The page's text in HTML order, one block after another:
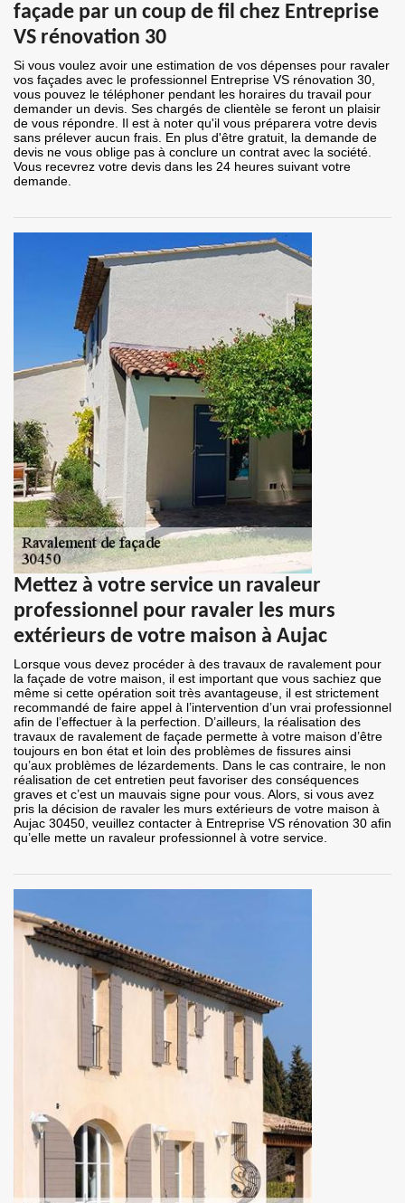
façade par un coup de fil chez Entreprise
VS rénovation 30
Si vous voulez avoir une estimation de vos dépenses pour ravaler
vos façades avec le professionnel Entreprise VS rénovation 30,
vous pouvez le téléphoner pendant les horaires du travail pour
demander un devis. Ses chargés de clientèle se feront un plaisir
de vous répondre. Il est à noter qu'il vous préparera votre devis
sans prélever aucun frais. En plus d'être gratuit, la demande de
devis ne vous oblige pas à conclure un contrat avec la société.
Vous recevrez votre devis dans les 24 heures suivant votre
demande.
Mettez à votre service un ravaleur
professionnel pour ravaler les murs
extérieurs de votre maison à Aujac
Lorsque vous devez procéder à des travaux de ravalement pour
la façade de votre maison, il est important que vous sachiez que
même si cette opération soit très avantageuse, il est strictement
recommandé de faire appel à l’intervention d’un vrai professionnel
afin de l’effectuer à la perfection. D’ailleurs, la réalisation des
travaux de ravalement de façade permette à votre maison d’être
toujours en bon état et loin des problèmes de fissures ainsi
qu’aux problèmes de lézardements. Dans le cas contraire, le non
réalisation de cet entretien peut favoriser des conséquences
graves et c’est un mauvais signe pour vous. Alors, si vous avez
pris la décision de ravaler les murs extérieurs de votre maison à
Aujac 30450, veuillez contacter à Entreprise VS rénovation 30 afin
qu’elle mette un ravaleur professionnel à votre service.